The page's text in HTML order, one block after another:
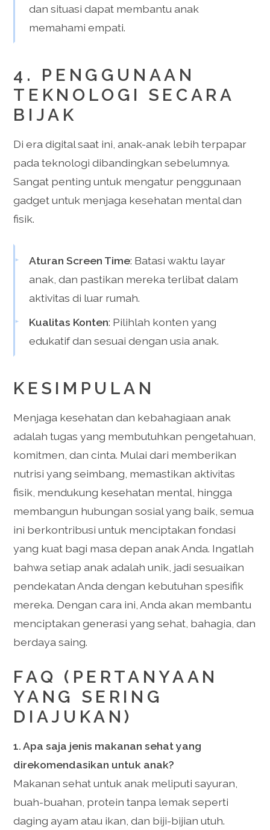
dan situasi dapat membantu anak
memahami empati.
4. PENGGUNAAN
TEKNOLOGI SECARA
BIJAK
Di era digital saat ini, anak-anak lebih terpapar
pada teknologi dibandingkan sebelumnya.
Sangat penting untuk mengatur penggunaan
gadget untuk menjaga kesehatan mental dan
fisik.
Aturan Screen Time: Batasi waktu layar
anak, dan pastikan mereka terlibat dalam
aktivitas di luar rumah.
Kualitas Konten: Pilihlah konten yang
edukatif dan sesuai dengan usia anak.
KESIMPULAN
Menjaga kesehatan dan kebahagiaan anak
adalah tugas yang membutuhkan pengetahuan,
komitmen, dan cinta. Mulai dari memberikan
nutrisi yang seimbang, memastikan aktivitas
fisik, mendukung kesehatan mental, hingga
membangun hubungan sosial yang baik, semua
ini berkontribusi untuk menciptakan fondasi
yang kuat bagi masa depan anak Anda. Ingatlah
bahwa setiap anak adalah unik, jadi sesuaikan
pendekatan Anda dengan kebutuhan spesifik
mereka. Dengan cara ini, Anda akan membantu
menciptakan generasi yang sehat, bahagia, dan
berdaya saing.
FAQ (PERTANYAAN
YANG SERING
DIAJUKAN)
1. Apa saja jenis makanan sehat yang
direkomendasikan untuk anak?
Makanan sehat untuk anak meliputi sayuran,
buah-buahan, protein tanpa lemak seperti
daging ayam atau ikan, dan biji-bijian utuh.